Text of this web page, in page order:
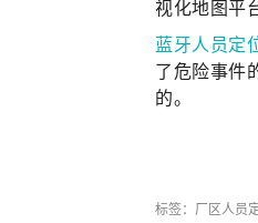
视化地图平
蓝牙人员定
了危险事件
的。
标签： 厂区人员